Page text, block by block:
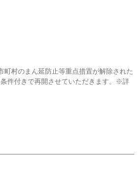
村のまん延防止等重点措置が解除された
件付きで再開させていただきます。※詳